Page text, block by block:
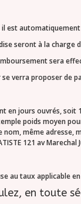
est
seront à la charge
sera
verra proposer de
en jours ouvrés,
poids moyen
même
121 av Marechal
au taux applicable
en toute